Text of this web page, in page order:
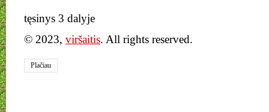
tęsinys 3 dalyje
© 2023, viršaitis. All rights reserved.
Plačiau